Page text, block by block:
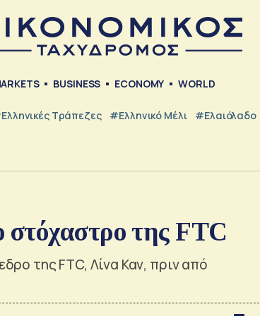
BUSINESS ECONOMY WORLD
Τράπεζες #Ελληνικό Μέλι #Ελαιόλαδο
στόχαστρο της FTC
της FTC, Λίνα Καν, πριν από